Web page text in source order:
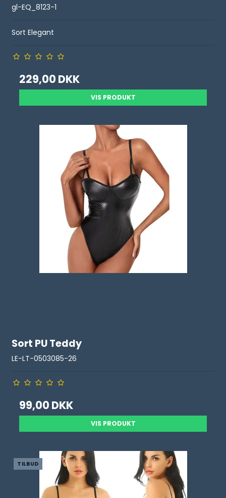
gl-EQ_8123-1
Sort Elegant
229,00 DKK
VIS PRODUKT
Sort PU Teddy
LE-LT-0503085-26
99,00 DKK
VIS PRODUKT
TILBUD